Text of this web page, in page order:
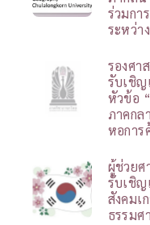
ร่วมกา
ระหว่า
รองศา
รับเชิญ
หัวข้อ
ภาคกล
หอการ
ผู้ช่วยศ
รับเชิญ
สังคมเ
ธรรมศ